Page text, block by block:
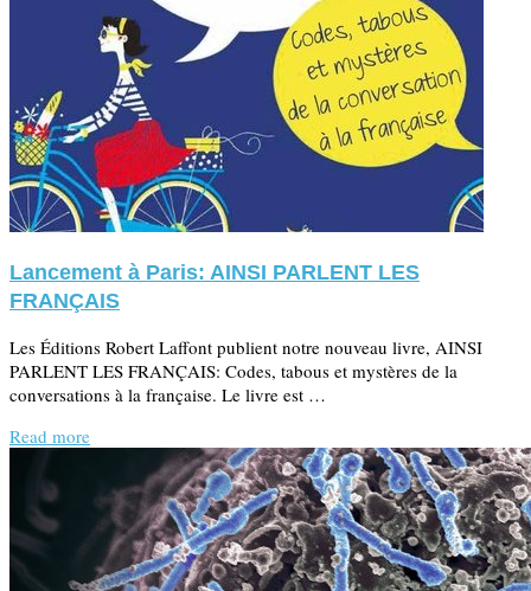
Lancement à Paris: AINSI PARLENT LES
FRANÇAIS
Les Éditions Robert Laffont publient notre nouveau livre, AINSI
PARLENT LES FRANÇAIS: Codes, tabous et mystères de la
conversations à la française. Le livre est …
Read more